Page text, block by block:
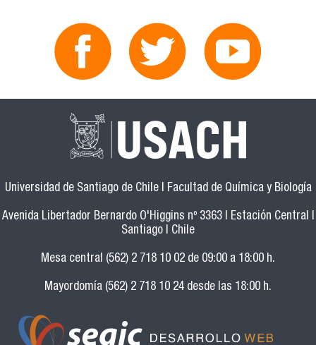
Universidad de Santiago de Chile | Facultad de Química y Biología
Avenida Libertador Bernardo O'Higgins nº 3363 | Estación Central |
Santiago | Chile
Mesa central (562) 2 718 10 02 de 09:00 a 18:00 h.
Mayordomía (562) 2 718 10 24 desde las 18:00 h.